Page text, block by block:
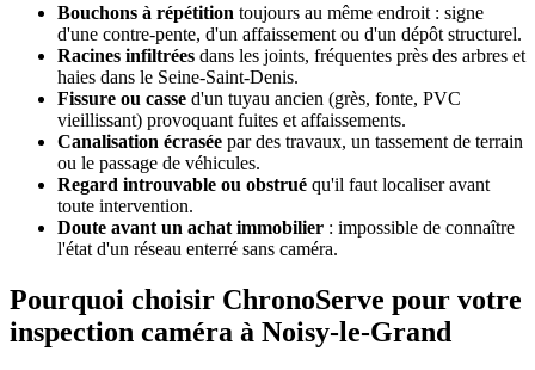
Bouchons à répétition toujours au même endroit : signe
d'une contre-pente, d'un affaissement ou d'un dépôt structurel.
Racines infiltrées dans les joints, fréquentes près des arbres et
haies dans le Seine-Saint-Denis.
Fissure ou casse d'un tuyau ancien (grès, fonte, PVC
vieillissant) provoquant fuites et affaissements.
Canalisation écrasée par des travaux, un tassement de terrain
ou le passage de véhicules.
Regard introuvable ou obstrué qu'il faut localiser avant
toute intervention.
Doute avant un achat immobilier : impossible de connaître
l'état d'un réseau enterré sans caméra.
Pourquoi choisir ChronoServe pour votre
inspection caméra à Noisy-le-Grand